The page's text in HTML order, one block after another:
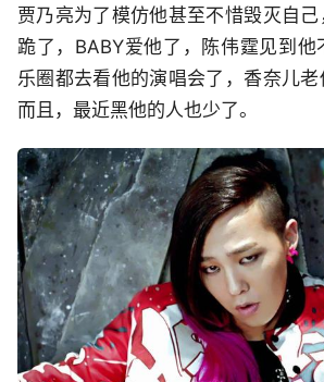
贾乃亮为了模仿他甚至不惜毁灭自
跪了，BABY爱他了，陈伟霆见到
乐圈都去看他的演唱会了，香奈儿老
而且，最近黑他的人也少了。